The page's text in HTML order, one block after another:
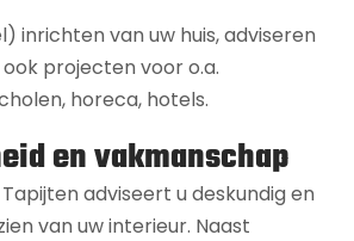
inrichten van uw huis, adviseren
projecten voor o.a.
horeca, hotels.
en vakmanschap
adviseert u deskundig en
van uw interieur. Naast